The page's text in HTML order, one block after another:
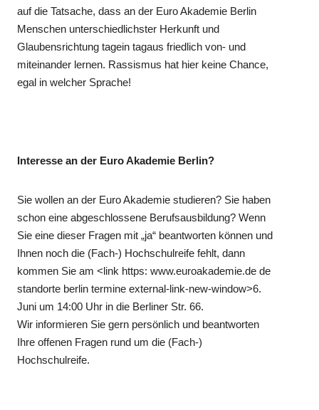
auf die Tatsache, dass an der Euro Akademie Berlin
Menschen unterschiedlichster Herkunft und
Glaubensrichtung tagein tagaus friedlich von- und
miteinander lernen. Rassismus hat hier keine Chance,
egal in welcher Sprache!
Interesse an der Euro Akademie Berlin?
Sie wollen an der Euro Akademie studieren? Sie haben
schon eine abgeschlossene Berufsausbildung? Wenn
Sie eine dieser Fragen mit „ja“ beantworten können und
Ihnen noch die (Fach-) Hochschulreife fehlt, dann
kommen Sie am <link https: www.euroakademie.de de
standorte berlin termine external-link-new-window>6.
Juni um 14:00 Uhr in die Berliner Str. 66.
Wir informieren Sie gern persönlich und beantworten
Ihre offenen Fragen rund um die (Fach-)
Hochschulreife.